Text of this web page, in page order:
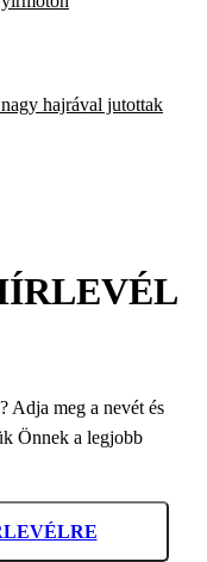
hajrával jutottak
Adja meg a nevét és
Önnek a legjobb